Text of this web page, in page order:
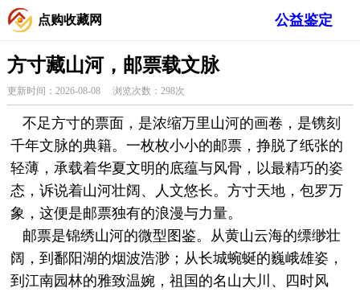
公益鉴定
点购收藏网
方寸藏山河，邮票载文脉
更新时间：2026-08-08 浏览次数：298次
不足方寸的票面，是浓缩万里山河的画卷，是镌刻
千年文脉的典籍。一枚枚小小的邮票 ，挣脱了纸张的
轻薄，承载着华夏文明的底蕴与风骨，以最精巧的姿
态，诉说着山河壮阔、人文悠长。方寸天地，包罗万
象，这便是邮票独有的浪漫与力量。
邮票是锦绣山河的微型图鉴。从黄山云海的缥缈壮
阔，到鄱阳湖的烟波浩渺；从长城蜿蜒的巍峨雄姿，
到江南园林的雅致温婉，祖国的名山大川、四时风